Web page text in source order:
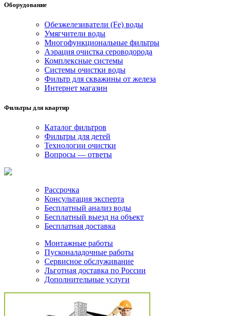
Оборудование
Обезжелезиватели (Fe) воды
Умягчители воды
Многофункциональные фильтры
Аэрация очистка сероводорода
Комплексные системы
Системы очистки воды
Фильтр для скважины от железа
Интернет магазин
Фильтры для квартир
Каталог фильтров
Фильтры для детей
Технологии очистки
Вопросы — ответы
Рассрочка
Консультация эксперта
Бесплатный анализ воды
Бесплатный выезд на объект
Бесплатная доставка
Монтажные работы
Пусконаладочные работы
Сервисное обслуживание
Льготная доставка по России
Дополнительные услуги